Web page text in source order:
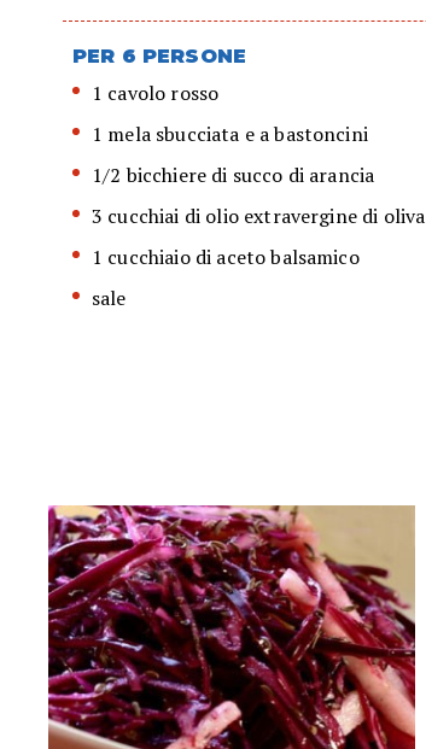
PER 6 PERSONE
1 cavolo rosso
1 mela sbucciata e a bastoncini
1/2 bicchiere di succo di arancia
3 cucchiai di olio extravergine di oliva
1 cucchiaio di aceto balsamico
sale